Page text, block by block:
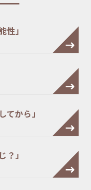
」
から」
」